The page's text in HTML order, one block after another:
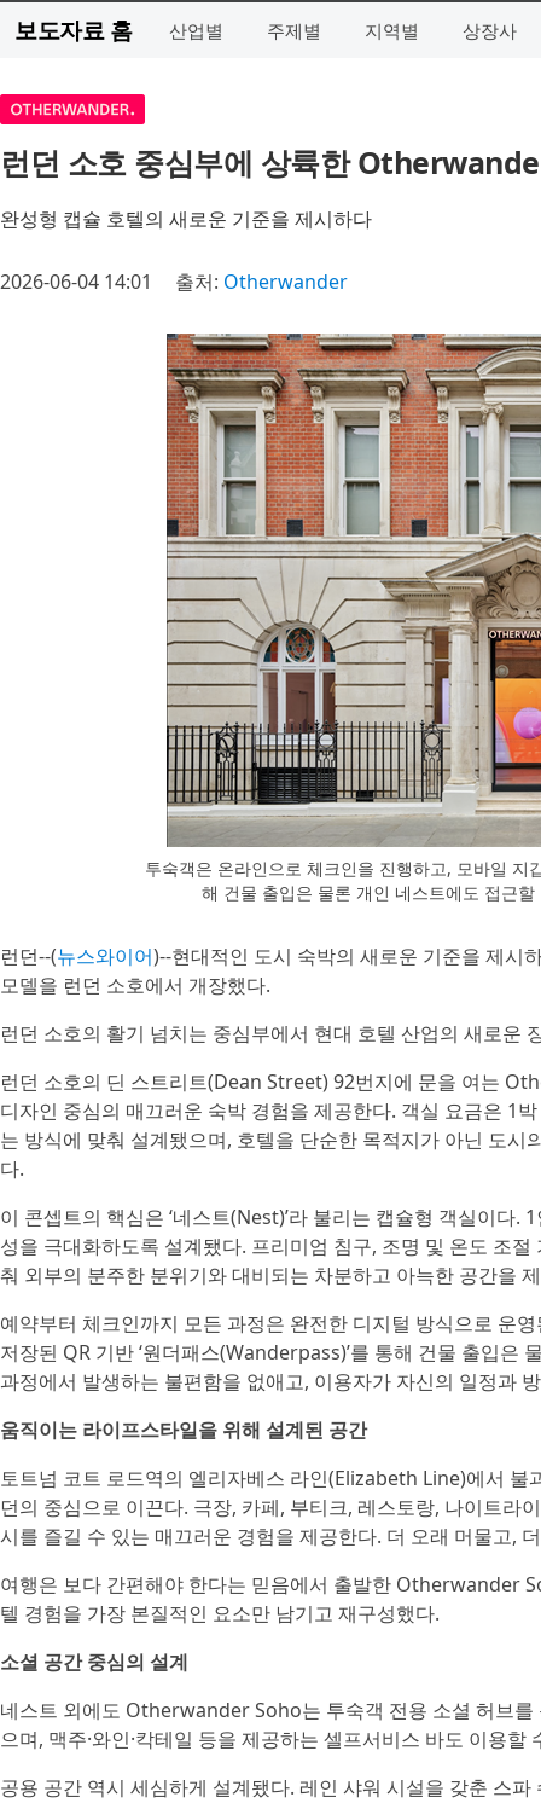
보도자료 홈 산업별 주제별 지역별 상장사
런던 소호 중심부에 상륙한
완성형 캡슐 호텔의 새로운 기준을 제시하다
2026-06-04 14:01 출처: Otherwander
투숙객은 온라인으로 체크인을 진행하고, 모바일 지
해 건물 출입은 물론 개인 네스트에도 접근
런던--(뉴스와이어)--현대적인 도시 숙박의 새로운 기준을 제
모델을 런던 소호에서 개장했다.
런던 소호의 활기 넘치는 중심부에서 현대 호텔 산업의 새로운
런던 소호의 딘 스트리트(Dean Street) 92번지에 문을 여는
디자인 중심의 매끄러운 숙박 경험을 제공한다. 객실 요금은 1
는 방식에 맞춰 설계됐으며, 호텔을 단순한 목적지가 아닌 도
다.
이 콘셉트의 핵심은 ‘네스트(Nest)’라 불리는 캡슐형 객실이다
성을 극대화하도록 설계됐다. 프리미엄 침구, 조명 및 온도 조
춰 외부의 분주한 분위기와 대비되는 차분하고 아늑한 공간을
예약부터 체크인까지 모든 과정은 완전한 디지털 방식으로 운
저장된 QR 기반 ‘원더패스(Wanderpass)’를 통해 건물 출입은
과정에서 발생하는 불편함을 없애고, 이용자가 자신의 일정과
움직이는 라이프스타일을 위해 설계된 공간
토트넘 코트 로드역의 엘리자베스 라인(Elizabeth Line)에서
던의 중심으로 이끈다. 극장, 카페, 부티크, 레스토랑, 나이트라
시를 즐길 수 있는 매끄러운 경험을 제공한다. 더 오래 머물고,
여행은 보다 간편해야 한다는 믿음에서 출발한 Otherwander
텔 경험을 가장 본질적인 요소만 남기고 재구성했다.
소셜 공간 중심의 설계
네스트 외에도 Otherwander Soho는 투숙객 전용 소셜 허브
으며, 맥주·와인·칵테일 등을 제공하는 셀프서비스 바도 이용할
공용 공간 역시 세심하게 설계됐다. 레인 샤워 시설을 갖춘 스